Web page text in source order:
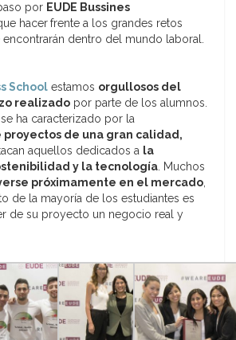
por EUDE Bussines
hacerfrente a los grandes retos
dentro del mundo laboral.
School estamos orgullosos del
realizado por parte de los alumnos.
ha caracterizado por la
de una gran calidad,
aquellos dedicados a la
y la tecnología. Muchos
próximamente en el mercado,
de la mayoría de los estudiantes es
de su proyecto un negocio real y